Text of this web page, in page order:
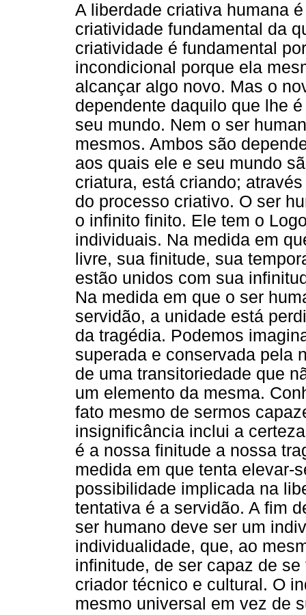
A liberdade criativa humana
criatividade fundamental da
criatividade é fundamental
incondicional porque ela
alcançar algo novo. Mas o
dependente daquilo que lhe
seu mundo. Nem o ser
mesmos. Ambos são
aos quais ele e seu mundo
criatura, está criando;
do processo criativo. O ser
o infinito finito. Ele tem o
individuais. Na medida em
livre, sua finitude, sua
estão unidos com sua
Na medida em que o ser
servidão, a unidade está
da tragédia. Podemos
superada e conservada pela
de uma transitoriedade que
um elemento da mesma.
fato mesmo de sermos
insignificância inclui a
é a nossa finitude a nossa
medida em que tenta elevar-
possibilidade implicada na
tentativa é a servidão. A fim
ser humano deve ser um
individualidade, que, ao
infinitude, de ser capaz de
criador técnico e cultural. O
mesmo universal em vez de